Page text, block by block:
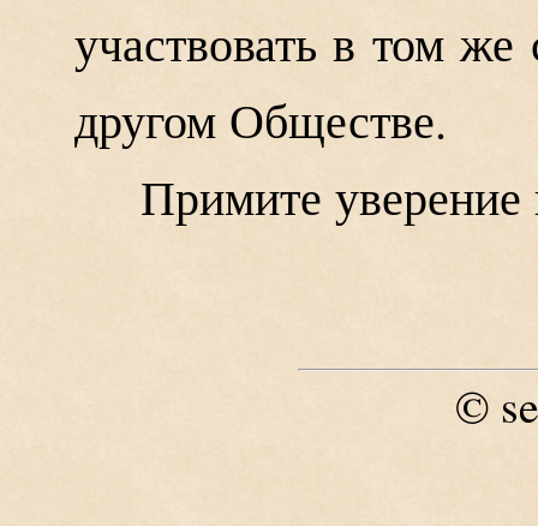
участвовать в том
другом Обществе.
Примите
©